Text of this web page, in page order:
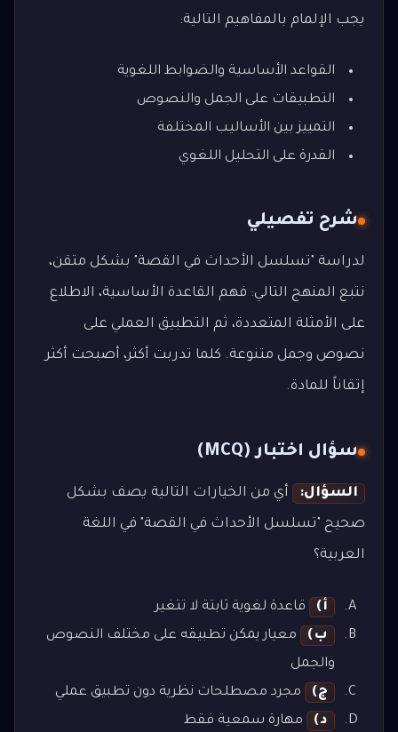
يجب الإلمام بالمفاهيم التالية:
القواعد الأساسية والضوابط اللغوية
التطبيقات على الجمل والنصوص
التمييز بين الأساليب المختلفة
القدرة على التحليل اللغوي
شرح تفصيلي
لدراسة "تسلسل الأحداث في القصة" بشكل متقن،
نتبع المنهج التالي: فهم القاعدة الأساسية، الاطلاع
على الأمثلة المتعددة، ثم التطبيق العملي على
نصوص وجمل متنوعة. كلما تدربت أكثر، أصبحت أكثر
إتقاناً للمادة.
سؤال اختبار (MCQ)
السؤال: أي من الخيارات التالية يصف بشكل
صحيح "تسلسل الأحداث في القصة" في اللغة
العربية؟
أ)
قاعدة لغوية ثابتة لا تتغير
ب)
معيار يمكن تطبيقه على مختلف النصوص
والجمل
ج)
مجرد مصطلحات نظرية دون تطبيق عملي
د)
مهارة سمعية فقط